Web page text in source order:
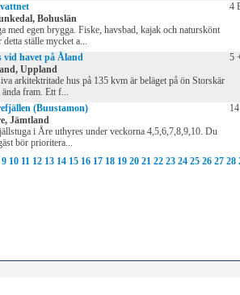
Bohuslän
med egen brygga. Fiske, havsbad, kajak och naturskönt
detta ställe mycket a...
4
vid havet på Åland
Uppland
arkitektritade hus på 135 kvm är beläget på ön Storskär
fram. Ett f...
5
(Buustamon)
Jämtland
i Åre uthyres under veckorna 4,5,6,7,8,9,10. Du
bör prioritera...
9 10 11 12 13 14 15 16 17 18 19 20 21 22 23 24 25 26 27 28